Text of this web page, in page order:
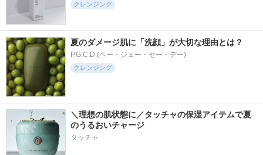
クレンジング
夏のダメージ肌に「洗顔」が大切な理由とは？
P.G.C.D.(ペー・ジェー・セー・デー)
クレンジング
＼理想の肌状態に／タッチャの保湿アイテムで夏
のうるおいチャージ
タッチャ